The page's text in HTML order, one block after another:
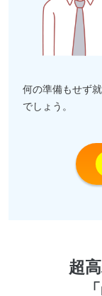
何の準備もせず
でしょう。
超